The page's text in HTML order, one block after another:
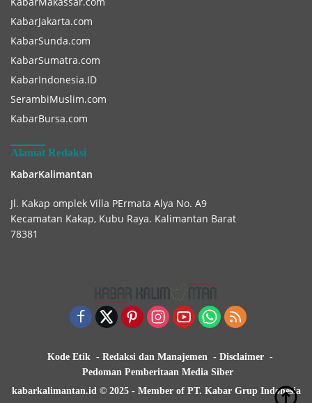
KabarJakarta.com
KabarSunda.com
KabarSumatra.com
KabarIndonesia.ID
SerambiMuslim.com
KabarBursa.com
Alamat Redaksi
KabarKalimantan
Jl. Kakap omplek Villa PErmata Alya No. A9
Kecamatan Kakap, Kubu Raya. Kalimantan Barat
78381
Kode Etik Redaksi dan Manajemen
Disclaimer
Pedoman Pemberitaan Media Siber
kabarkalimantan.id © 2025 - Member of PT. Kabar Grup Indonesia